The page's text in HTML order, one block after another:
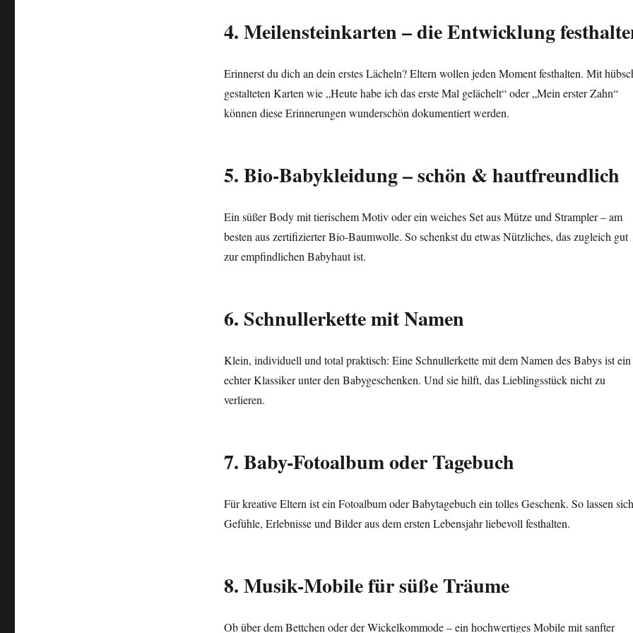
4. Meilensteinkarten – die Entwicklung
Erinnerst du dich an dein erstes Lächeln? Eltern wollen jeden Moment festhalten. Mit
gestalteten Karten wie „Heute habe ich das erste Mal gelächelt“ oder „Mein erster Zahn“
können diese Erinnerungen wunderschön dokumentiert werden.
5. Bio-Babykleidung – schön & hautfreundlich
Ein süßer Body mit tierischem Motiv oder ein weiches Set aus Mütze und Strampler – am
besten aus zertifizierter Bio-Baumwolle. So schenkst du etwas Nützliches, das zugleich gut
zur empfindlichen Babyhaut ist.
6. Schnullerkette mit Namen
Klein, individuell und total praktisch: Eine Schnullerkette mit dem Namen des Babys ist ein
echter Klassiker unter den Babygeschenken. Und sie hilft, das Lieblingsstück nicht zu
verlieren.
7. Baby-Fotoalbum oder Tagebuch
Für kreative Eltern ist ein Fotoalbum oder Babytagebuch ein tolles Geschenk. So lassen sich
Gefühle, Erlebnisse und Bilder aus dem ersten Lebensjahr liebevoll festhalten.
8. Musik-Mobile für süße Träume
Ob über dem Bettchen oder der Wickelkommode – ein hochwertiges Mobile mit sanfter